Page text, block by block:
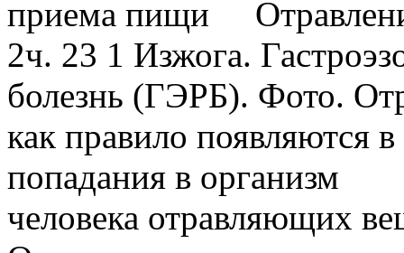
2ч. 23 1 Изжога.
болезнь (ГЭРБ). Фото.
как правило появляются в
попадания в организм
человека отравляющих